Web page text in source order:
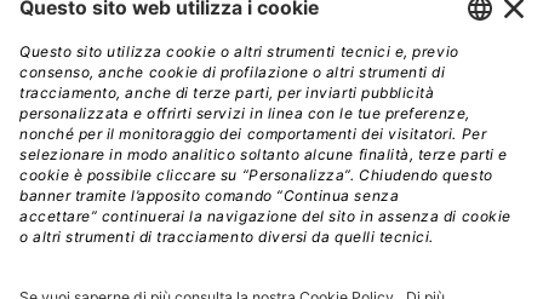
Instoremag
Esplora il gruppo
Edra Edizioni
Edizioni LSWR
LSWR Group